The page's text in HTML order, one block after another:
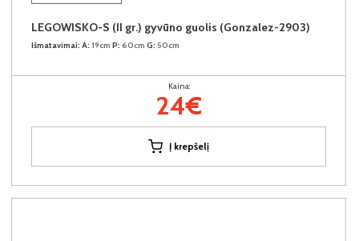
LEGOWISKO-S (II gr.) gyvūno guolis (Gonzalez-2903)
Išmatavimai: A: 19cm P: 60cm G: 50cm
Kaina:
24€
Į krepšelį